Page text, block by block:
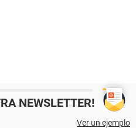
NEWSLETTER!
Ver un ejemplo